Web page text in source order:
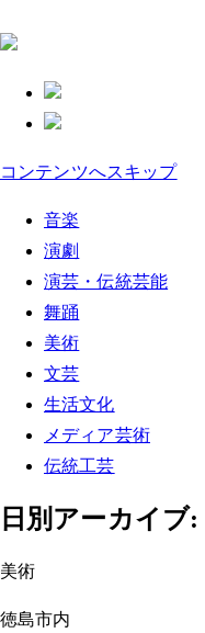
コンテンツへスキップ
音楽
演劇
演芸・伝統芸能
舞踊
美術
文芸
生活文化
メディア芸術
伝統工芸
日別アーカイブ:
美術
徳島市内